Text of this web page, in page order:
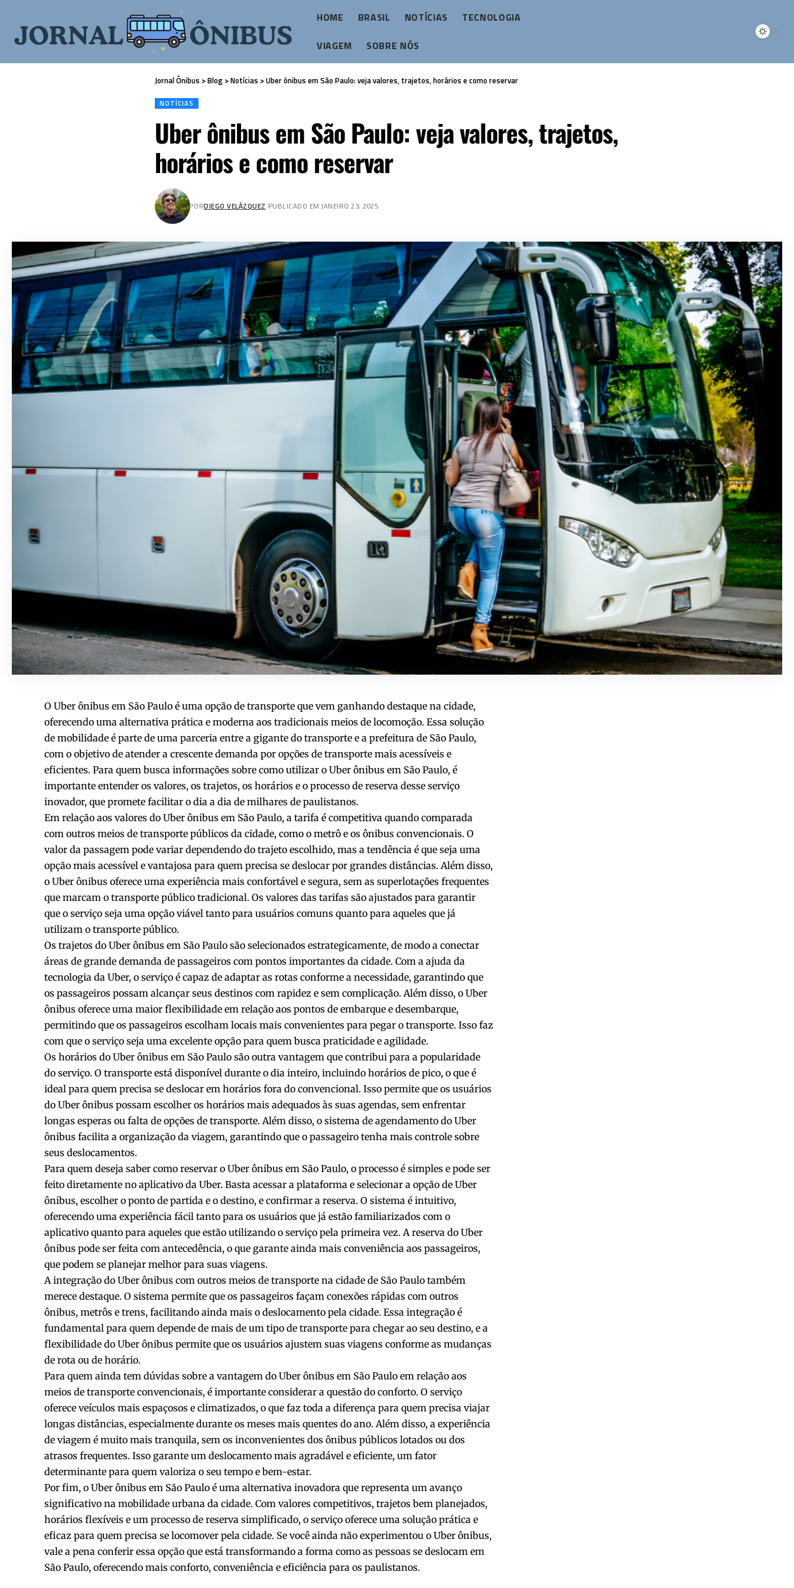
HOME BRASIL NOTÍCIAS
TECNOLOGIA
VIAGEM
SOBRE NÓS
Jornal Ônibus >Blog >Notícias >Uber ônibus em São Paulo: veja valores, trajetos, horários e como reservar
NOTÍCIAS
Uber ônibus em São Paulo: veja valores, trajetos,
horários e como reservar
PORDIEGO VELÁZQUEZ PUBLICADO EM JANEIRO 23, 2025
O Uber ônibus em São Paulo é uma opção de transporte que vem ganhando destaque na cidade,
oferecendo uma alternativa prática e moderna aos tradicionais meios de locomoção. Essa solução
de mobilidade é parte de uma parceria entre a gigante do transporte e a prefeitura de São Paulo,
com o objetivo de atender a crescente demanda por opções de transporte mais acessíveis e
eficientes. Para quem busca informações sobre como utilizar o Uber ônibus em São Paulo, é
importante entender os valores, os trajetos, os horários e o processo de reserva desse serviço
inovador, que promete facilitar o dia a dia de milhares de paulistanos.
Em relação aos valores do Uber ônibus em São Paulo, a tarifa é competitiva quando comparada
com outros meios de transporte públicos da cidade, como o metrô e os ônibus convencionais. O
valor da passagem pode variar dependendo do trajeto escolhido, mas a tendência é que seja uma
opção mais acessível e vantajosa para quem precisa se deslocar por grandes distâncias. Além disso,
o Uber ônibus oferece uma experiência mais confortável e segura, sem as superlotações frequentes
que marcam o transporte público tradicional. Os valores das tarifas são ajustados para garantir
que o serviço seja uma opção viável tanto para usuários comuns quanto para aqueles que já
utilizam o transporte público.
Os trajetos do Uber ônibus em São Paulo são selecionados estrategicamente, de modo a conectar
áreas de grande demanda de passageiros com pontos importantes da cidade. Com a ajuda da
tecnologia da Uber, o serviço é capaz de adaptar as rotas conforme a necessidade, garantindo que
os passageiros possam alcançar seus destinos com rapidez e sem complicação. Além disso, o Uber
ônibus oferece uma maior flexibilidade em relação aos pontos de embarque e desembarque,
permitindo que os passageiros escolham locais mais convenientes para pegar o transporte. Isso faz
com que o serviço seja uma excelente opção para quem busca praticidade e agilidade.
Os horários do Uber ônibus em São Paulo são outra vantagem que contribui para a popularidade
do serviço. O transporte está disponível durante o dia inteiro, incluindo horários de pico, o que é
ideal para quem precisa se deslocar em horários fora do convencional. Isso permite que os usuários
do Uber ônibus possam escolher os horários mais adequados às suas agendas, sem enfrentar
longas esperas ou falta de opções de transporte. Além disso, o sistema de agendamento do Uber
ônibus facilita a organização da viagem, garantindo que o passageiro tenha mais controle sobre
seus deslocamentos.
Para quem deseja saber como reservar o Uber ônibus em São Paulo, o processo é simples e pode ser
feito diretamente no aplicativo da Uber. Basta acessar a plataforma e selecionar a opção de Uber
ônibus, escolher o ponto de partida e o destino, e confirmar a reserva. O sistema é intuitivo,
oferecendo uma experiência fácil tanto para os usuários que já estão familiarizados com o
aplicativo quanto para aqueles que estão utilizando o serviço pela primeira vez. A reserva do Uber
ônibus pode ser feita com antecedência, o que garante ainda mais conveniência aos passageiros,
que podem se planejar melhor para suas viagens.
A integração do Uber ônibus com outros meios de transporte na cidade de São Paulo também
merece destaque. O sistema permite que os passageiros façam conexões rápidas com outros
ônibus, metrôs e trens, facilitando ainda mais o deslocamento pela cidade. Essa integração é
fundamental para quem depende de mais de um tipo de transporte para chegar ao seu destino, e a
flexibilidade do Uber ônibus permite que os usuários ajustem suas viagens conforme as mudanças
de rota ou de horário.
Para quem ainda tem dúvidas sobre a vantagem do Uber ônibus em São Paulo em relação aos
meios de transporte convencionais, é importante considerar a questão do conforto. O serviço
oferece veículos mais espaçosos e climatizados, o que faz toda a diferença para quem precisa viajar
longas distâncias, especialmente durante os meses mais quentes do ano. Além disso, a experiência
de viagem é muito mais tranquila, sem os inconvenientes dos ônibus públicos lotados ou dos
atrasos frequentes. Isso garante um deslocamento mais agradável e eficiente, um fator
determinante para quem valoriza o seu tempo e bem-estar.
Por fim, o Uber ônibus em São Paulo é uma alternativa inovadora que representa um avanço
significativo na mobilidade urbana da cidade. Com valores competitivos, trajetos bem planejados,
horários flexíveis e um processo de reserva simplificado, o serviço oferece uma solução prática e
eficaz para quem precisa se locomover pela cidade. Se você ainda não experimentou o Uber ônibus,
vale a pena conferir essa opção que está transformando a forma como as pessoas se deslocam em
São Paulo, oferecendo mais conforto, conveniência e eficiência para os paulistanos.